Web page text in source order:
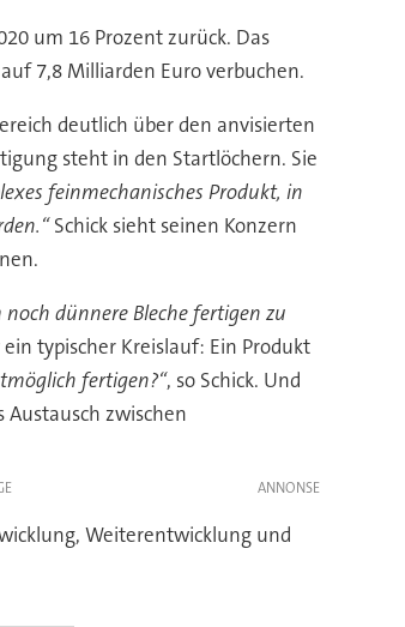
um 16 Prozent zurück. Das
7,8 Milliarden Euro verbuchen.
deutlich über den anvisierten
steht in den Startlöchern. Sie
feinmechanisches Produkt, in
Schick sieht seinen Konzern
dünnere Bleche fertigen zu
typischer Kreislauf: Ein Produkt
fertigen?“, so Schick. Und
zwischen
Weiterentwicklung und